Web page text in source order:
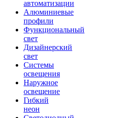
автоматизации
Алюминиевые
профили
Функциональный
свет
Дизайнерский
свет
Системы
освещения
Наружное
освещение
Гибкий
неон